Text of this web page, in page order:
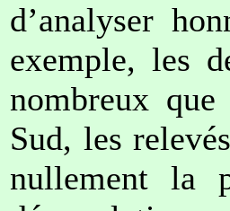
d’analyser
exemple, les
nombreux
Sud, les
nullement la